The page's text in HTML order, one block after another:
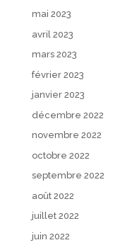
mai 2023
avril 2023
mars 2023
février 2023
janvier 2023
décembre 2022
novembre 2022
octobre 2022
septembre 2022
août 2022
juillet 2022
juin 2022